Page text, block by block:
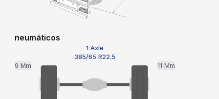
neumáticos
1 Axle
385/65 R22.5
9 Mm
11 Mm